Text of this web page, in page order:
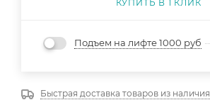
КУПИТЬ В 1 КЛИК
Подъем на лифте 1000 руб
Быстрая доставка товаров из наличия